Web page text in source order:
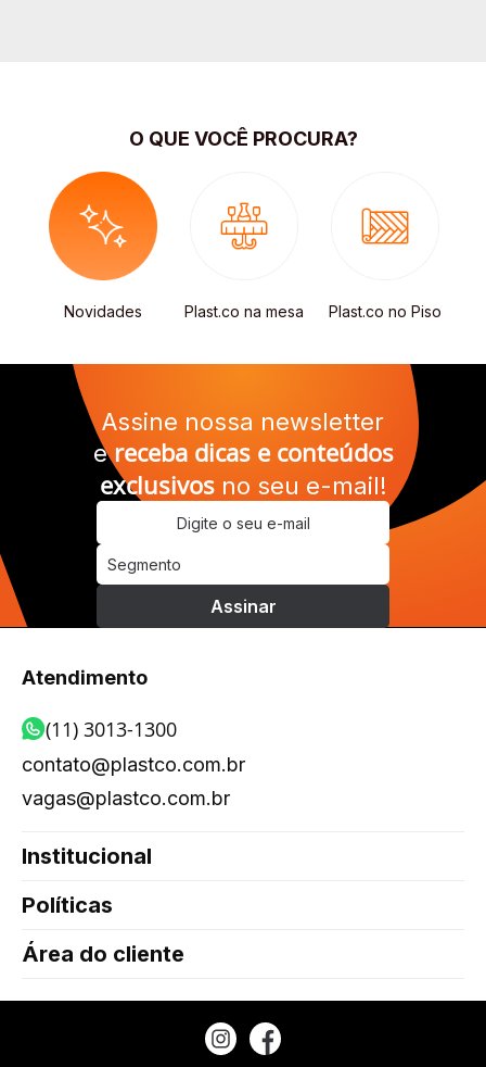
O QUE VOCÊ PROCURA?
Novidades Plast.co na mesa Plast.co no Piso
Assine nossa newsletter
ereceba dicas e conteúdos
exclusivosno seu e-mail!
Atendimento
(11) 3013-1300
contato@plastco.com.br
vagas@plastco.com.br
Institucional
Políticas
Área do cliente